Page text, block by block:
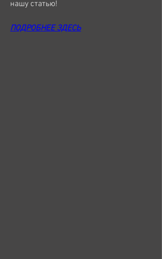
нашу статью!
ПОДРОБНЕЕ ЗДЕСЬ